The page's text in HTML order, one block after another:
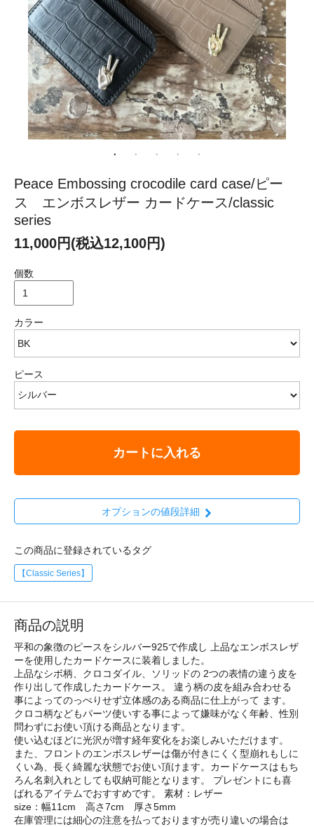
Peace Embossing crocodile card case/ピー
ス エンボスレザー カードケース/classic
series
11,000円(税込12,100円)
個数
カラー
ピース
カートに入れる
オプションの値段詳細
この商品に登録されているタグ
【Classic Series】
商品の説明
平和の象徴のピースをシルバー925で作成し 上品なエンボスレザ
ーを使用したカードケースに装着しました。
上品なシボ柄、クロコダイル、ソリッドの 2つの表情の違う皮を
作り出して作成したカードケース。 違う柄の皮を組み合わせる
事によってのっぺりせず立体感のある商品に仕上がって ます。
クロコ柄などもパーツ使いする事によって嫌味がなく年齢、性別
問わずにお使い頂ける商品となります。
使い込むほどに光沢が増す経年変化をお楽しみいただけます。
また、フロントのエンボスレザーは傷が付きにくく型崩れもしに
くい為、長く綺麗な状態でお使い頂けます。カードケースはもち
ろん名刺入れとしても収納可能となります。 プレゼントにも喜
ばれるアイテムでおすすめです。 素材：レザー
size：幅11cm 高さ7cm 厚さ5mm
在庫管理には細心の注意を払っておりますが売り違いの場合は